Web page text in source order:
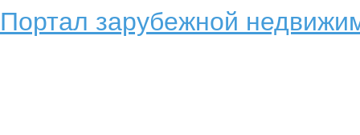
Портал зарубежной